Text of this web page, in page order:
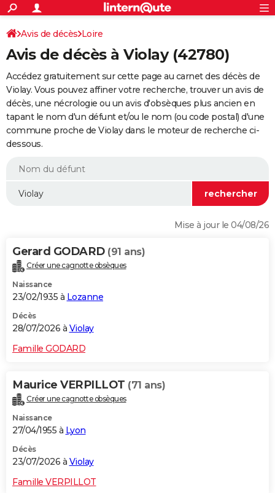
ACTUALITÉS
Politique
Société
Faits Divers
Education
Monde
Villes
+
SPORT
Coupe du monde 2026
Football
Tennis
Cyclisme
Rugby
Forum
Programme TV
TNT
Streaming
Cinéma
Sorties cinéma
Musique
+
FINANCE
Retraite
Epargne
Immobilier
Risques naturels par ville
Assurance
AUTO
Essais
Réserver un essai
Citadines
Berlines
SUV
Forum auto
+
HIGH-TECH
BRICOLAGE
WEEK-END
Alimentation
Guide de la santé
Maladies
Médicaments
Sommeil
VOYAGE
Destinations
City break
Voyage nature
Voyage de noces
Forum
Climat
+PHOTO
GUIDES D'ACHAT
Carte de Noël
Carte Bonne année
Carte Saint-Valentin
Carte Pâques
Carte d'anniversaire
DICTIONNAIRE
Dictionnaire
Biographies
Citations
Expressions
Proverbes
PROGRAMME TV
S'inscrire
Se connecter
Lycées
Collèges
Primaires
Universités
Entreprises
Service militaire
Avis de recherche
AVIS DE DÉCÈS
FORUM
Avis de décès Loire
Avis de décès à Violay (42780)
Accédez gratuitement sur cette page au carnet des décès de
Violay. Vous pouvez affiner votre recherche, trouver un avis de
décès, une nécrologie ou un avis d'obsèques plus ancien en
tapant le nom d'un défunt et/ou le nom (ou code postal) d'une
commune proche de Violay dans le moteur de recherche ci-
dessous.
Mise à jour le 04/08/26
Gerard GODARD (91 ans)
Créer une cagnotte obsèques
Naissance
23/02/1935 à Lozanne
Décès
28/07/2026 à Violay
Famille GODARD
Maurice VERPILLOT (71 ans)
Créer une cagnotte obsèques
Naissance
27/04/1955 à Lyon
Décès
23/07/2026 à Violay
Famille VERPILLOT